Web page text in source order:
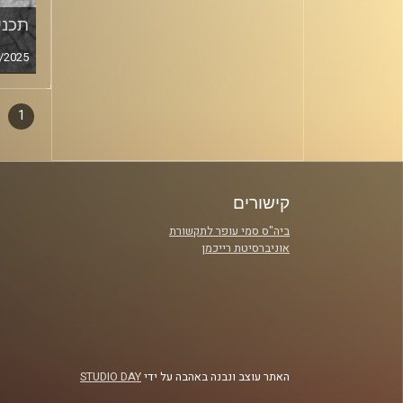
סגירה
1
קישורים
ביה"ס סמי עופר לתקשורת
אוניברסיטת רייכמן
האתר עוצב ונבנה באהבה על ידיSTUDIO DAY